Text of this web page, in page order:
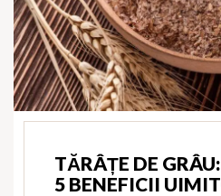
TĂRÂȚE DE
5 BENEFICII